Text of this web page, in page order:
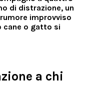
di distrazione, un
improvviso
cane o gatto si
a chi